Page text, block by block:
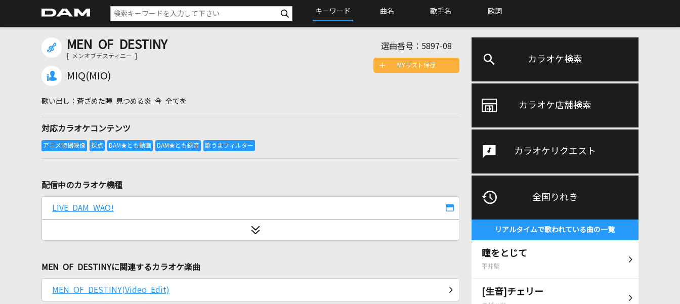
キーワード 曲名 歌手名 歌詞
カラオケ検索
カラオケ店舗検索
カラオケリクエスト
全国りれき
リアルタイムで歌われている曲の一覧
瞳をとじて
平井堅
[生音]チェリー
MEN OF DESTINY
[ メンオブデスティニー ]
MIQ(MIO)
選曲番号： 5897-08
蒼ざめた瞳 見つめる炎 今 全てを
対応カラオケコンテンツ
MYリスト保存
配信中のカラオケ機種
LIVE DAM WAO!
MEN OF DESTINYに関連するカラオケ楽曲
MEN OF DESTINY(Video Edit)